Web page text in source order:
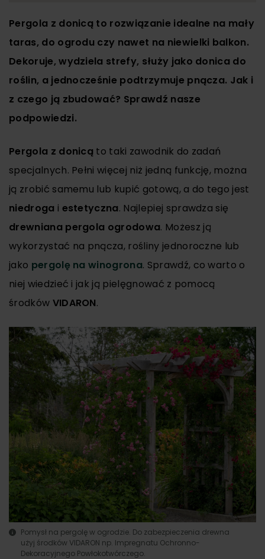
Pergola z donicą to rozwiązanie idealne na mały
taras, do ogrodu czy nawet na niewielki balkon.
Dekoruje, wydziela strefy, służy jako donica do
roślin, a jednocześnie podtrzymuje pnącza. Jak i
z czego ją zbudować? Sprawdź nasze
podpowiedzi.
Pergola z donicą to taki zawodnik do zadań
specjalnych. Pełni więcej niż jedną funkcję, można
ją zrobić samemu lub kupić gotową, a do tego jest
niedroga i estetyczna. Najlepiej sprawdza się
drewniana pergola ogrodowa. Możesz ją
wykorzystać na pnącza, rośliny jednoroczne lub
jako pergolę na winogrona. Sprawdź, co warto o
niej wiedzieć i jak ją pielęgnować z pomocą
środków VIDARON.
Pomysł na pergolę w ogrodzie. Do zabezpieczenia drewna
użyj środków VIDARON np. Impregnatu Ochronno-
Dekoracyjnego Powłokotwórczego.